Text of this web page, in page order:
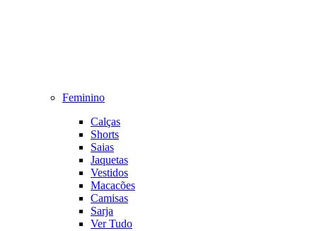
Feminino
Calças
Shorts
Saias
Jaquetas
Vestidos
Macacões
Camisas
Sarja
Ver Tudo